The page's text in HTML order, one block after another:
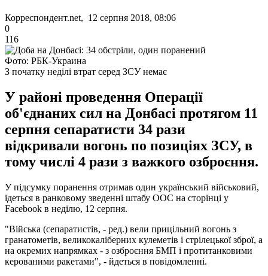
Корреспондент.net, 12 серпня 2018, 08:06
0
116
Фото: РБК-Украина
З початку неділі втрат серед ЗСУ немає
У районі проведення Операції
об'єднаних сил на Донбасі протягом 11
серпня сепаратисти 34 рази
відкривали вогонь по позиціях ЗСУ, в
тому числі 4 рази з важкого озброєння.
У підсумку поранення отримав один український військовий,
ідеться в ранковому зведенні штабу ООС на сторінці у
Facebook в неділю, 12 серпня.
"Війська (сепаратистів, - ред.) вели прицільний вогонь з
гранатометів, великокаліберних кулеметів і стрілецької зброї, а
на окремих напрямках - з озброєння БМП і протитанковими
керованими ракетами", - йдеться в повідомленні.